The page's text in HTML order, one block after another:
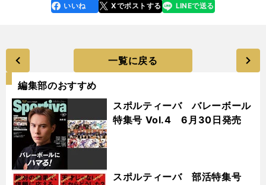
faceboo
k
いいね Xでポストする
line LINEで送る
一覧に戻る
編集部のおすすめ
スポルティーバ バレーボール
特集号 Vol.4 6月30日発売
スポルティーバ 部活特集号